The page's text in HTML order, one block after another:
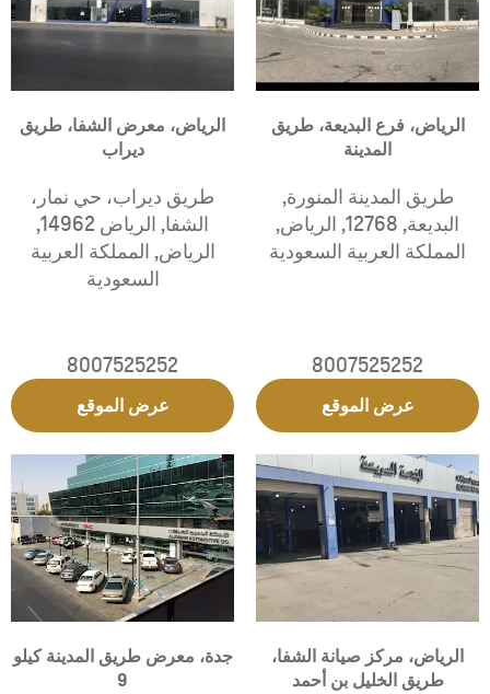
الرياض، فرع البديعة، طريق
المدينة
طريق المدينة المنورة,
البديعة,
12768
, الرياض,
المملكة العربية السعودية
8007525252
عرض الموقع
الرياض، معرض الشفا، طريق
ديراب
طريق ديراب، حي نمار،
الشفا, الرياض 14962
,
الرياض, المملكة العربية
السعودية
8007525252
عرض الموقع
الرياض، مركز صيانة الشفا،
طريق الخليل بن أحمد
جدة، معرض طريق المدينة كيلو
9